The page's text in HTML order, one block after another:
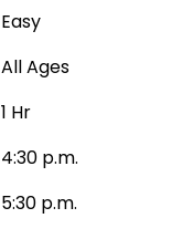
Easy
All Ages
1 Hr
4:30 p.m.
5:30 p.m.